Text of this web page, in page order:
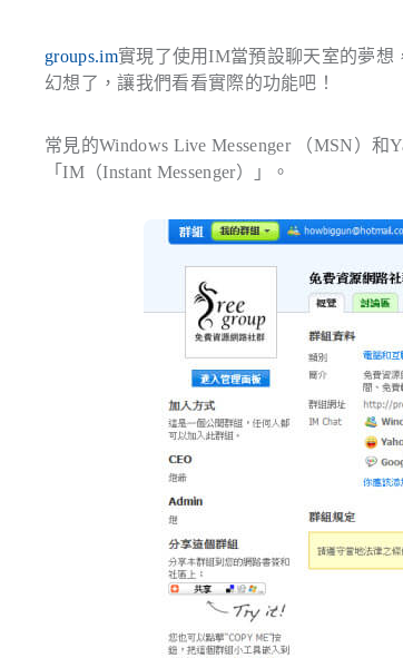
groups.im實現了使用IM當預設聊天室的夢想
幻想了，讓我們看看實際的功能吧！
常見的Windows Live Messenger （MSN）
「IM（Instant Messenger）」。